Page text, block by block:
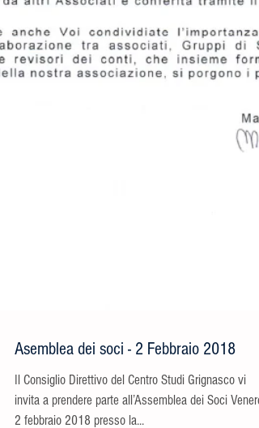
Asemblea dei soci - 2 Febbraio 2018
Il Consiglio Direttivo del Centro Studi Grignasco vi